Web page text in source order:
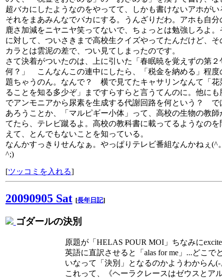
超バカにしたようなのをやってて、しかも書けないアホがい
それをまあみんなでバカにする。うんざりだわ。アホも自分
鹿さ加減をニヤニヤ笑ってないで、ちょっとは勉強しろよ。
に対して、ついさきまで高校生クイズやってたんだけど、そ
カラとは雲泥の差で、つい見てしまったのです。
さて決着がついたのは、上に引いた「春眠暁を覚えずの第２
何？」 こんなんこの連中にしたら、「税金を納める」程度
題ちゃうのん。なんで？ 横で見てたキャサリンなんて「花
ることを知る多少ぞ」まですらすらと言うてんのに。他にも
でアンモニアから尿素を生成する代謝回路を何という？ で
あろうことか、「マルピギー小体」って、高校の生物の教師
てたら、テレビ蹴るよ。高校の教科書に載ってるようなのを
えて、とんでもないことを知っている。
なんかすっきりせんなぁ。やっぱりテレビ番組なんかねぇ(^
^;)
[ツッコミを入れる]
20090905 Sat [長年日記]
ゴダールの決別
原題が「HELAS POUR MOI」ちなみに
英語に直訳させると「alas for me」...どこで
いなって「決別」となるのかようわからん(-
これって、《ヘーラクレースはゼウスとア